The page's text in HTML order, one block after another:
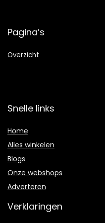
Pagina’s
Overzicht
Snelle links
Home
Alles winkelen
Blogs
Onze webshops
Adverteren
Verklaringen